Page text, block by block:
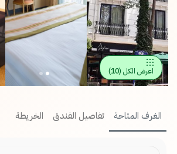
اعرض الكل (
10
)
الغرف المتاحة تفاصيل الفندق الخريطة